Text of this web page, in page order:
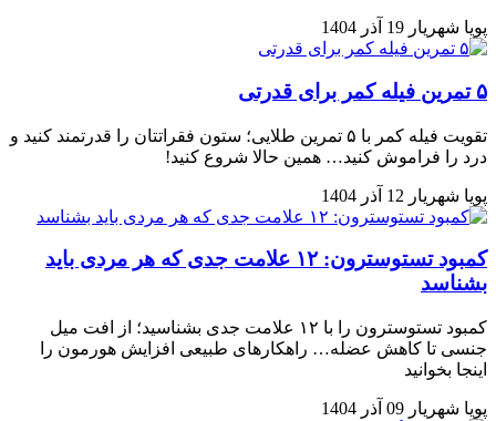
پویا شهریار 19 آذر 1404
۵ تمرین فیله کمر برای قدرتی‌‌‌‌‌‌‌‌‌‌‌‌‌‌‌‌‌‌‌‌‌‌‌‌‌‌‌‌‌‌‌‌‌‌‌‌‌
تقویت فیله کمر با ۵ تمرین طلایی؛ ستون فقراتتان را قدرتمند کنید و
درد را فراموش کنید… همین حالا شروع کنید!
پویا شهریار 12 آذر 1404
کمبود تستوسترون: ۱۲ علامت جدی که هر مردی باید
بشناسد
کمبود تستوسترون را با ۱۲ علامت جدی بشناسید؛ از افت میل
جنسی تا کاهش عضله… راهکارهای طبیعی افزایش هورمون را
اینجا بخوانید
پویا شهریار 09 آذر 1404